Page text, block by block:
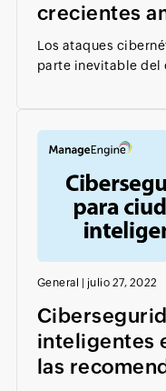
crecientes
Los ataques
parte inevitable del
General julio 27, 2022
inteligentes
las